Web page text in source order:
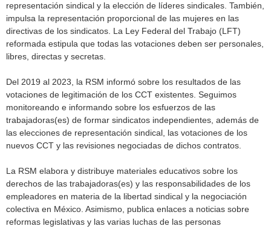
representación sindical y la elección de líderes sindicales. También,
impulsa la representación proporcional de las mujeres en las
directivas de los sindicatos. La Ley Federal del Trabajo (LFT)
reformada estipula que todas las votaciones deben ser personales,
libres, directas y secretas.
Del 2019 al 2023, la RSM informó sobre los resultados de las
votaciones de legitimación de los CCT existentes. Seguimos
monitoreando e informando sobre los esfuerzos de las
trabajadoras(es) de formar sindicatos independientes, además de
las elecciones de representación sindical, las votaciones de los
nuevos CCT y las revisiones negociadas de dichos contratos.
La RSM elabora y distribuye materiales educativos sobre los
derechos de las trabajadoras(es) y las responsabilidades de los
empleadores en materia de la libertad sindical y la negociación
colectiva en México. Asimismo, publica enlaces a noticias sobre
reformas legislativas y las varias luchas de las personas